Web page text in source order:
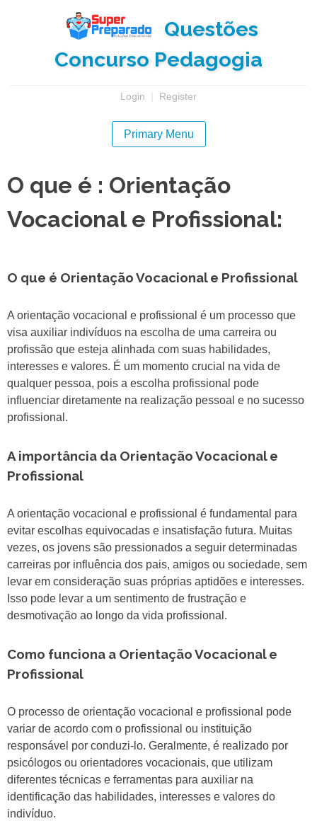
Questões
Concurso Pedagogia
Login | Register
Primary Menu
O que é : Orientação
Vocacional e Profissional:
O que é Orientação Vocacional e Profissional
A orientação vocacional e profissional é um processo que
visa auxiliar indivíduos na escolha de uma carreira ou
profissão que esteja alinhada com suas habilidades,
interesses e valores. É um momento crucial na vida de
qualquer pessoa, pois a escolha profissional pode
influenciar diretamente na realização pessoal e no sucesso
profissional.
A importância da Orientação Vocacional e
Profissional
A orientação vocacional e profissional é fundamental para
evitar escolhas equivocadas e insatisfação futura. Muitas
vezes, os jovens são pressionados a seguir determinadas
carreiras por influência dos pais, amigos ou sociedade, sem
levar em consideração suas próprias aptidões e interesses.
Isso pode levar a um sentimento de frustração e
desmotivação ao longo da vida profissional.
Como funciona a Orientação Vocacional e
Profissional
O processo de orientação vocacional e profissional pode
variar de acordo com o profissional ou instituição
responsável por conduzi-lo. Geralmente, é realizado por
psicólogos ou orientadores vocacionais, que utilizam
diferentes técnicas e ferramentas para auxiliar na
identificação das habilidades, interesses e valores do
indivíduo.